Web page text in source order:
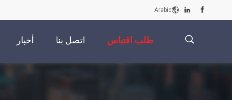
Arabic
أخبار اتصل بنا طلب اقتباس